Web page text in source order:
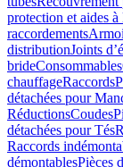
protection et aides
raccordements
distributionJoints
brideConsommables
chauffageRaccords
détachées pour
RéductionsCoudes
détachées pour Tés
Raccords
démontablesPièces